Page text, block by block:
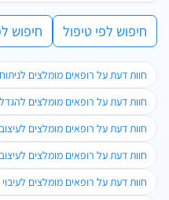
חיפוש לפי טיפול חיפוש
חוות דעת על רופאים מומלצים
חוות דעת על רופאים מומלצים
חוות דעת על רופאים מומלצים
חוות דעת על רופאים מומלצים
חוות דעת על רופאים מומלצים